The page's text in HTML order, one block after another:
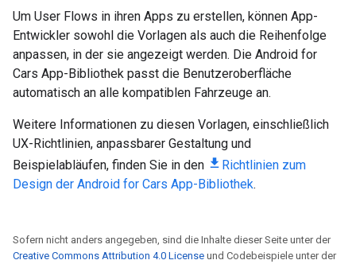
Um User Flows in ihren Apps zu erstellen, können App-
Entwickler sowohl die Vorlagen als auch die Reihenfolge
anpassen, in der sie angezeigt werden. Die Android for
Cars App-Bibliothek passt die Benutzeroberfläche
automatisch an alle kompatiblen Fahrzeuge an.
Weitere Informationen zu diesen Vorlagen, einschließlich
UX-Richtlinien, anpassbarer Gestaltung und
Beispielabläufen, finden Sie in den
Richtlinien zum
Design der Android for Cars App-Bibliothek.
Sofern nicht anders angegeben, sind die Inhalte dieser Seite unter der
Creative Commons Attribution 4.0 License und Codebeispiele unter der